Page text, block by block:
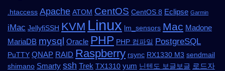
.htaccess Apache ATOM CentOS CentOS 8 Eclipse Garmin
iMac JellyfiSSH KVM Linux lm_sensors Mac Madone
MariaDB mysql Oracle PHP PHP 컴파일 PostgreSQL
PuTTY QNAP RAID Raspberry rsync RX1330 M3 sendmail
shimano Smarty ssh Trek TX1310 yum 닌텐도 보글보글 로드자